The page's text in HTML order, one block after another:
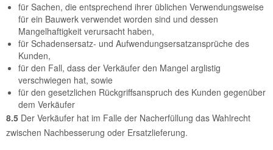
für Sachen, die entsprechend ihrer üblichen Verwendungsweise
für ein Bauwerk verwendet worden sind und dessen
Mangelhaftigkeit verursacht haben,
für Schadensersatz- und Aufwendungsersatzansprüche des
Kunden,
für den Fall, dass der Verkäufer den Mangel arglistig
verschwiegen hat, sowie
für den gesetzlichen Rückgriffsanspruch des Kunden gegenüber
dem Verkäufer
8.5 Der Verkäufer hat im Falle der Nacherfüllung das Wahlrecht
zwischen Nachbesserung oder Ersatzlieferung.